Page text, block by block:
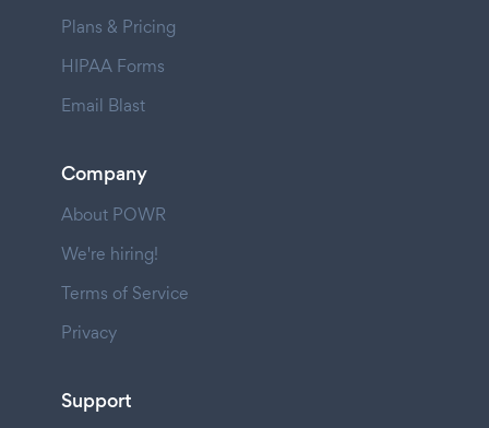
Plans & Pricing
HIPAA Forms
Email Blast
Company
About POWR
We're hiring!
Terms of Service
Privacy
Support